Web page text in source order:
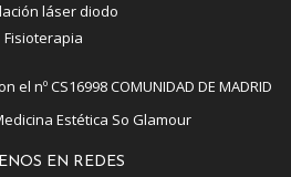
láser diodo
Fisioterapia
el nº CS16998 COMUNIDAD DE MADRID
Estética So Glamour
EN REDES